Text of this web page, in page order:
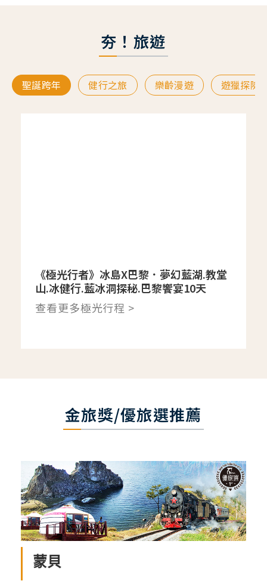
夯！旅遊
聖誕跨年 健行之旅 樂齡漫遊 遊獵探險
《極光行者》冰島X巴黎．夢幻藍湖.教堂
山.冰健行.藍冰洞探秘.巴黎饗宴10天
查看更多極光行程 >
金旅獎/優旅選推薦
蒙貝